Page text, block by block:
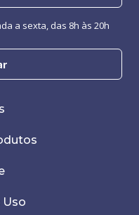
a sexta, das 8h às 20h
Uso